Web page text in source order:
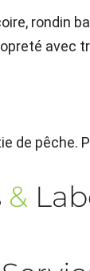
rondin
avec
de pêche.
&